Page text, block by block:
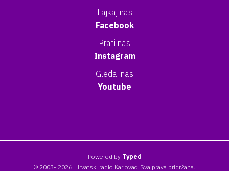
Lajkaj nas
Facebook
Prati nas
Instagram
Gledaj nas
Youtube
Powered by Typed
© 2003- 2026. Hrvatski radio Karlovac. Sva prava pridržana.